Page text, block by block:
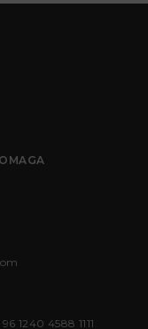
1240 4588 1111